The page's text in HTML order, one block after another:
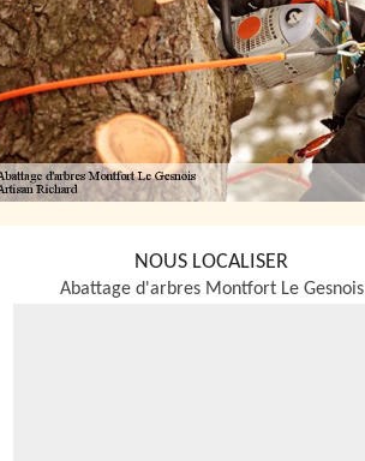
NOUS LOCALISER
Abattage d'arbres Montfort Le Gesnois